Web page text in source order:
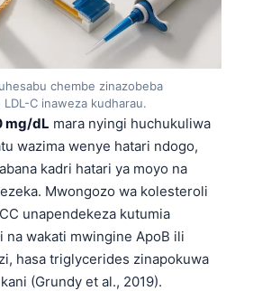
chembe zinazobeba
C inaweza kudharau.
mg/dL mara nyingi huchukuliwa
wazima wenye hatari ndogo,
kadri hatari ya moyo na
Mwongozo wa kolesteroli
unapendekeza kutumia
na wakati mwingine ApoB ili
hasa triglycerides zinapokuwa
(Grundy et al., 2019).